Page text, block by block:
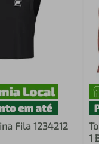
Fila 1234212
1